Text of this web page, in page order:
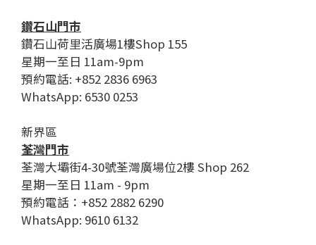
鑽石山門市
鑽石山荷里活廣場1樓Shop 155
星期一至日 11am-9pm
預約電話: +852 2836 6963
WhatsApp: 6530 0253
新界區
荃灣門市
荃灣大壩街4-30號荃灣廣場位2樓 Shop 262
星期一至日 11am - 9pm
預約電話：+852 2882 6290
WhatsApp: 9610 6132